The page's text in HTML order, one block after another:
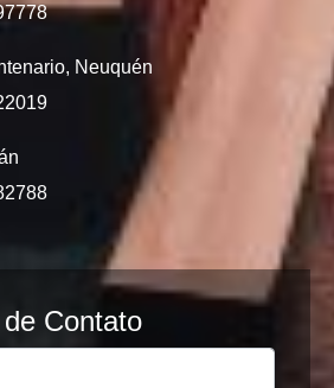
Neuquén
Contato